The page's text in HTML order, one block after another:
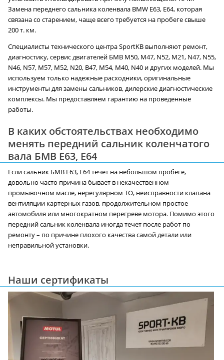
Замена переднего сальника коленвала BMW E63, E64, которая
связана со старением, чаще всего требуется на пробеге свыше
200 т. км.
Специалисты технического центра SportKB выполняют ремонт,
диагностику, сервис двигателей БМВ M50, M47, N52, M21, N47, N55,
N46, N57, M57, M52, N20, B47, M54, M40, N40 и других моделей. Мы
используем только надежные расходники, оригинальные
инструменты для замены сальников, дилерские диагностические
комплексы. Мы предоставляем гарантию на проведенные
работы.
В каких обстоятельствах необходимо
менять передний сальник коленчатого
вала БМВ E63, E64
Если сальник БМВ E63, E64 течет на небольшом пробеге,
довольно часто причина бывает в некачественном
промывочном масле, нерегулярном ТО, неисправности клапана
вентиляции картерных газов, продолжительном простое
автомобиля или многократном перегреве мотора. Помимо этого
передний сальник коленвала иногда течет после работ по
ремонту – по причине плохого качества самой детали или
неправильной установки.
Наши сертификаты